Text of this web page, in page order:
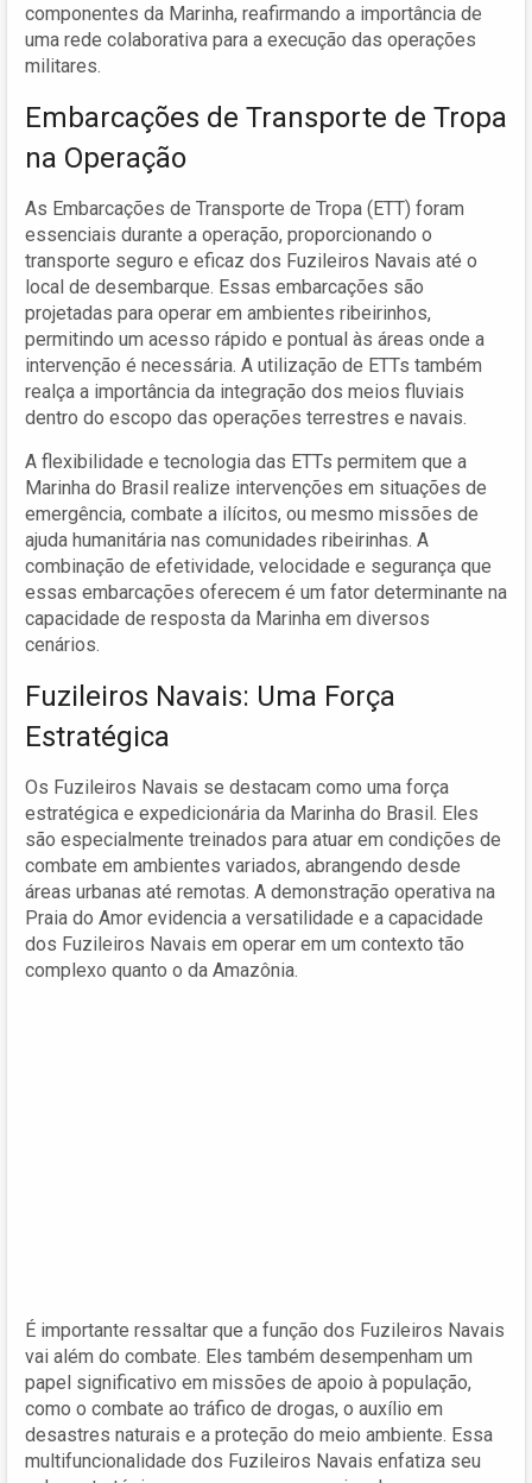
componentes da Marinha, reafirmando a importância de
uma rede colaborativa para a execução das operações
militares.
Embarcações de Transporte de Tropa
na Operação
As Embarcações de Transporte de Tropa (ETT) foram
essenciais durante a operação, proporcionando o
transporte seguro e eficaz dos Fuzileiros Navais até o
local de desembarque. Essas embarcações são
projetadas para operar em ambientes ribeirinhos,
permitindo um acesso rápido e pontual às áreas onde a
intervenção é necessária. A utilização de ETTs também
realça a importância da integração dos meios fluviais
dentro do escopo das operações terrestres e navais.
A flexibilidade e tecnologia das ETTs permitem que a
Marinha do Brasil realize intervenções em situações de
emergência, combate a ilícitos, ou mesmo missões de
ajuda humanitária nas comunidades ribeirinhas. A
combinação de efetividade, velocidade e segurança que
essas embarcações oferecem é um fator determinante na
capacidade de resposta da Marinha em diversos
cenários.
Fuzileiros Navais: Uma Força
Estratégica
Os Fuzileiros Navais se destacam como uma força
estratégica e expedicionária da Marinha do Brasil. Eles
são especialmente treinados para atuar em condições de
combate em ambientes variados, abrangendo desde
áreas urbanas até remotas. A demonstração operativa na
Praia do Amor evidencia a versatilidade e a capacidade
dos Fuzileiros Navais em operar em um contexto tão
complexo quanto o da Amazônia.
É importante ressaltar que a função dos Fuzileiros Navais
vai além do combate. Eles também desempenham um
papel significativo em missões de apoio à população,
como o combate ao tráfico de drogas, o auxílio em
desastres naturais e a proteção do meio ambiente. Essa
multifuncionalidade dos Fuzileiros Navais enfatiza seu